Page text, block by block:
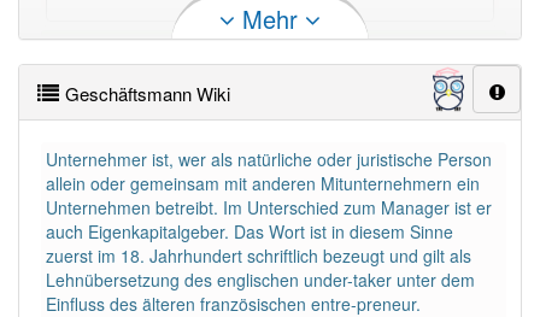
PowerIndex:25
Häufigkeit: 6 von 10
Wörter mit Endung-geschäftsmann: 1
Wörter mit Endung-geschäftsmannaber mit einem
anderen Artikelder : 0
Mehr
Geschäftsmann Wiki
Unternehmer ist, wer als natürliche oder juristische Person
allein oder gemeinsam mit anderen Mitunternehmern ein
Unternehmen betreibt. Im Unterschied zum Manager ist er
auch Eigenkapitalgeber. Das Wort ist in diesem Sinne
zuerst im 18. Jahrhundert schriftlich bezeugt und gilt als
Lehnübersetzung des englischen under-taker unter dem
Einfluss des älteren französischen entre-preneur.